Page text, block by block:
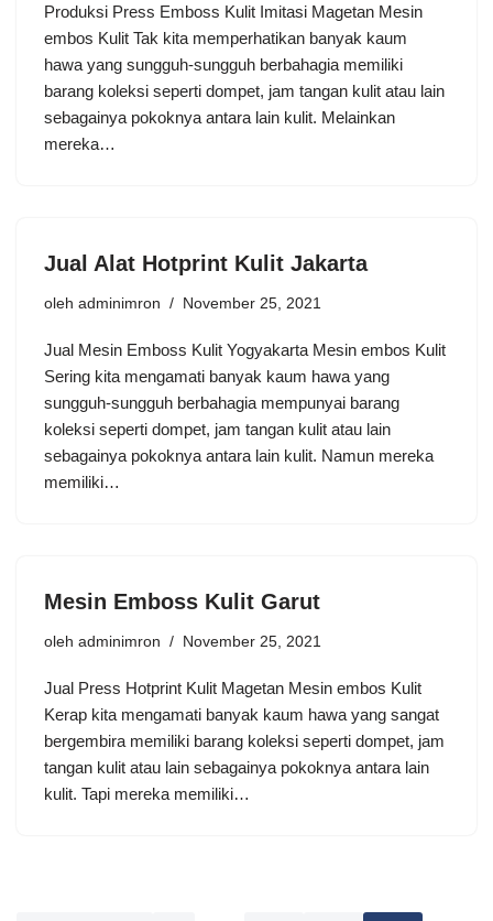
Produksi Press Emboss Kulit Imitasi Magetan Mesin
embos Kulit Tak kita memperhatikan banyak kaum
hawa yang sungguh-sungguh berbahagia memiliki
barang koleksi seperti dompet, jam tangan kulit atau lain
sebagainya pokoknya antara lain kulit. Melainkan
mereka…
Jual Alat Hotprint Kulit Jakarta
oleh adminimron November 25, 2021
Jual Mesin Emboss Kulit Yogyakarta Mesin embos Kulit
Sering kita mengamati banyak kaum hawa yang
sungguh-sungguh berbahagia mempunyai barang
koleksi seperti dompet, jam tangan kulit atau lain
sebagainya pokoknya antara lain kulit. Namun mereka
memiliki…
Mesin Emboss Kulit Garut
oleh adminimron November 25, 2021
Jual Press Hotprint Kulit Magetan Mesin embos Kulit
Kerap kita mengamati banyak kaum hawa yang sangat
bergembira memiliki barang koleksi seperti dompet, jam
tangan kulit atau lain sebagainya pokoknya antara lain
kulit. Tapi mereka memiliki…